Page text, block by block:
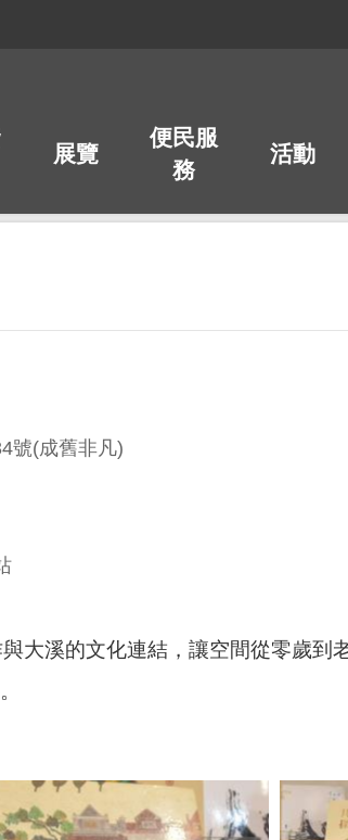
展覽
便民服
務
活動
號(成舊非凡)
大溪的文化連結，讓空間從零歲到